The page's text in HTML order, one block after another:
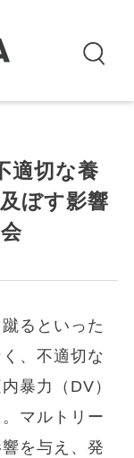
適切な養
ぼす影響
るといった
、不適切な
暴力（DV）
マルトリー
を与え、発